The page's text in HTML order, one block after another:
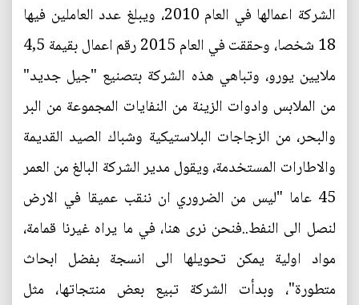
الشركة اعمالها في العام 2010، ويبلغ عدد العاملين فيها
18 شخصا، وحققت في العام 2015 رقم اعمال بقيمة 4,5
ملايين يورو، وتباهي هذه الشركة بتصنيع "جيل جديد"
من الملابس وادوات الزينة من النفايات المجموعة من البر
والبحر، من الزجاجات البلاستيكية وشباك الصيد القديمة
والاطارات المستخدمة، ويقول مدير الشركة البالغ من العمر
45 عاما "ليس من الضروري ان ننقب عميقا في الارض
لنصل الى النفط..فنحن نرى هنا، في ما يراه غيرنا قمامة،
مواد اولية يمكن تحويلها الى انسجة بفضل ابحاث
متطورة"، وبدأت الشركة تبيع بعض منتجاتها، مثل